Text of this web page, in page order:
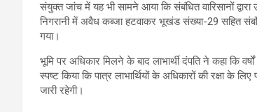
संयुक्त जांच में यह भी सामने आया कि संबंधित वारिसानों
निगरानी में अवैध कब्जा हटवाकर भूखंड संख्या-29 सहित
गया।
भूमि पर अधिकार मिलने के बाद लाभार्थी दंपति ने कहा कि
स्पष्ट किया कि पात्र लाभार्थियों के अधिकारों की रक्षा के
जारी रहेगी।